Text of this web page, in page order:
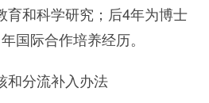
育和科学研究；后4年为博士
国际合作培养经历。
和分流补入办法